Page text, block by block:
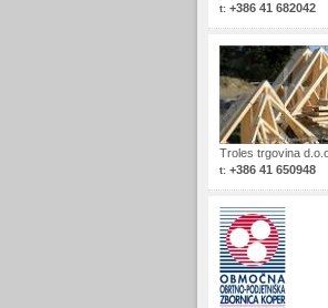
t: +386 41 682042
Troles trgovina
t: +386 41 650948